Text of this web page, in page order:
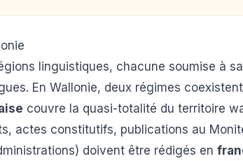
linguistiques, chacune soumise à
En Wallonie, deux régimes
couvre la quasi-totalité du territoire
actes constitutifs, publications au
doivent être rédigés en